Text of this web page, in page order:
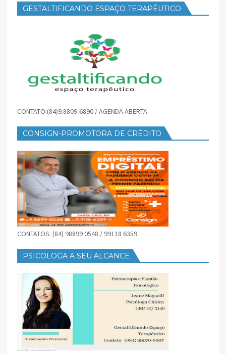
GESTALTIFICANDO ESPAÇO TERAPÊUTICO
CONTATO:(84)9.8809-6890 / AGENDA ABERTA
CONSIGN-PROMOTORA DE CRÉDITO
CONTATOS: (84) 98899 0548 / 99118 6359
PSICOLOGA A SEU ALCANCE